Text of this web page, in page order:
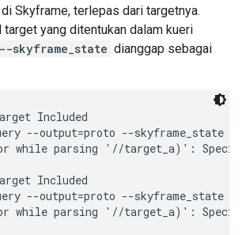
Skyframe, terlepas dari targetnya.
yang ditentukan dalam kueri
--skyframe_state dianggap sebagai
Included
--output=proto --skyframe_state
while parsing '//target_a)':
Included
--output=proto --skyframe_state
while parsing '//target_a)':